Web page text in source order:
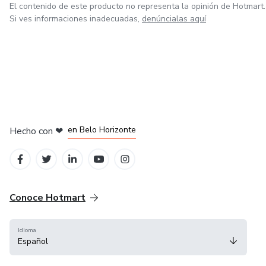
Tony Oswaldo
El contenido de este producto no representa la opinión de Hotmart.
Si ves informaciones inadecuadas, denúncialas aquí
Hecho con ❤ en Belo Horizonte
Conoce Hotmart
Idioma
Español